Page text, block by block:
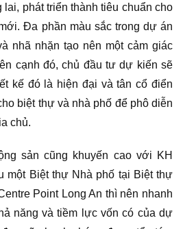
phát triển thành tiêu chuẩn cho
Đa phần màu sắc trong dự án
nhã nhặn tạo nên một cảm giác
cạnh đó, chủ đầu tư dự kiến sẽ
kế đó là hiện đại và tân cổ điển
biệt thự và nhà phố để phô diễn
chủ.
sản cũng khuyến cao với KH
một Biệt thự Nhà phố tại Biệt thự
Point Long An thì nên nhanh
năng và tiềm lực vốn có của dự